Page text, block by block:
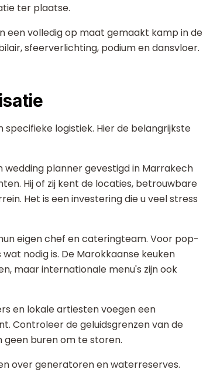
ter plaatse.
een volledig op maat gemaakt kamp in de
sfeerverlichting, podium en dansvloer.
logistiek. Hier de belangrijkste
wedding planner gevestigd in Marrakech
Hij of zij kent de locaties, betrouwbare
Het is een investering die u veel stress
eigen chef en cateringteam. Voor pop-
nodig is. De Marokkaanse keuken
maar internationale menu's zijn ook
en lokale artiesten voegen een
Controleer de geluidsgrenzen van de
geen buren om te storen.
over generatoren en waterreserves.